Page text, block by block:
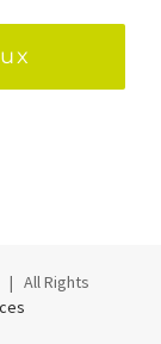
| All Rights